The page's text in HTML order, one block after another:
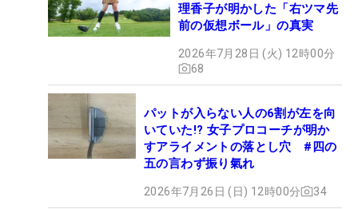
理香子が明かした「右ツマ先
前の仮想ボール」の真実
2026年7月28日 (火) 12時00分
68
パットが入らない人の6割が左を向
いていた!? 女子プロコーチが明か
すアライメントの落とし穴 #四の
五の言わず振り氣れ
2026年7月26日 (日) 12時00分 34